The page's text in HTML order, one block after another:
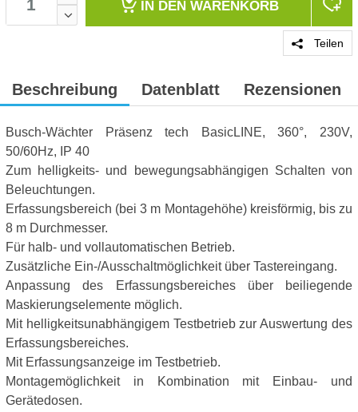
IN DEN WARENKORB
Teilen
Beschreibung Datenblatt Rezensionen
Busch-Wächter Präsenz tech BasicLINE, 360°, 230V,
50/60Hz, IP 40
Zum helligkeits- und bewegungsabhängigen Schalten von
Beleuchtungen.
Erfassungsbereich (bei 3 m Montagehöhe) kreisförmig, bis zu
8 m Durchmesser.
Für halb- und vollautomatischen Betrieb.
Zusätzliche Ein-/Ausschaltmöglichkeit über Tastereingang.
Anpassung des Erfassungsbereiches über beiliegende
Maskierungselemente möglich.
Mit helligkeitsunabhängigem Testbetrieb zur Auswertung des
Erfassungsbereiches.
Mit Erfassungsanzeige im Testbetrieb.
Montagemöglichkeit in Kombination mit Einbau- und
Gerätedosen.